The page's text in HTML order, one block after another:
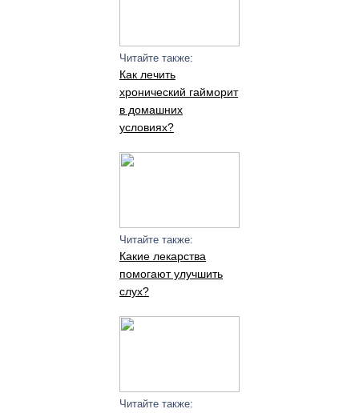
Читайте также:
Как лечить
хронический гайморит
в домашних
условиях?
Читайте также:
Какие лекарства
помогают улучшить
слух?
Читайте также: